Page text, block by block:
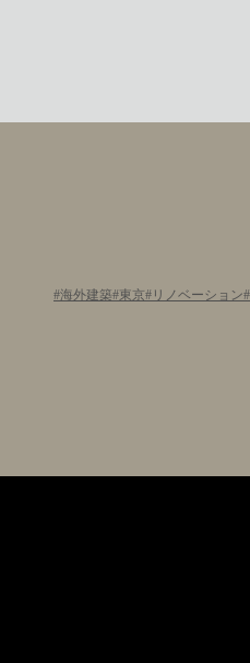
海外建築 東京 リノベーション